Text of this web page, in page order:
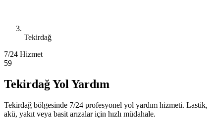
Tekirdağ
7/24 Hizmet
59
Tekirdağ Yol Yardım
Tekirdağ bölgesinde 7/24 profesyonel yol yardım hizmeti. Lastik,
akü, yakıt veya basit arızalar için hızlı müdahale.